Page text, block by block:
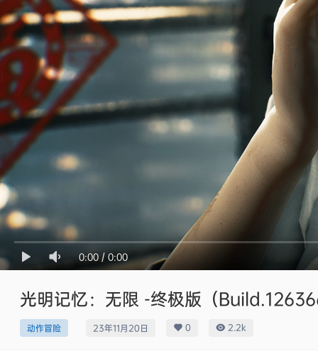
0:00/0:00
光明记忆：无限 -终极版（
动作冒险 23年11月20日 0 2.2k